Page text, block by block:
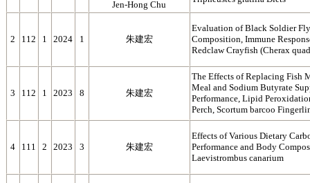
Jen-Hong Chu
2 112 1 2024 1 朱建宏
Evaluation of Black Soldier
Composition, Immune
Redclaw Crayfish (Cherax
3 112 1 2023 8 朱建宏
The Effects of Replacing Fish
Meal and Sodium Butyrate
Performance, Lipid
Perch, Scortum barcoo
4 111 2 2023 3 朱建宏
Effects of Various Dietary
Performance and Body
Laevistrombus canarium